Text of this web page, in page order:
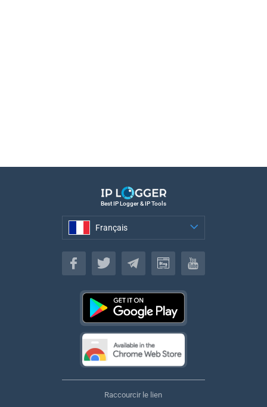
Best IP Logger & IP Tools
Français
Français
Raccourcir le lien